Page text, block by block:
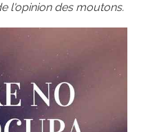
l'opinion des moutons.